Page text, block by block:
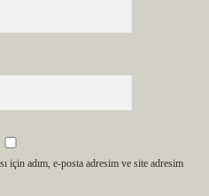
için adım, e-posta adresim ve site adresim